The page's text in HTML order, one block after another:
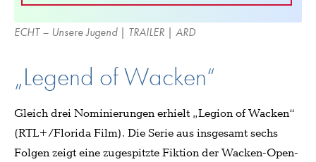
ECHT – Unsere Jugend | TRAILER | ARD
„Legend of Wacken“
Gleich drei Nominierungen erhielt „Legion of Wacken“
(RTL+/Florida Film). Die Serie aus insgesamt sechs
Folgen zeigt eine zugespitzte Fiktion der Wacken-Open-